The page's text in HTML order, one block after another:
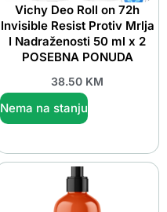
Vichy Deo Roll on 72h
Invisible Resist Protiv Mrlja
I Nadraženosti 50 ml x 2
POSEBNA PONUDA
38.50 KM
Nema na stanju